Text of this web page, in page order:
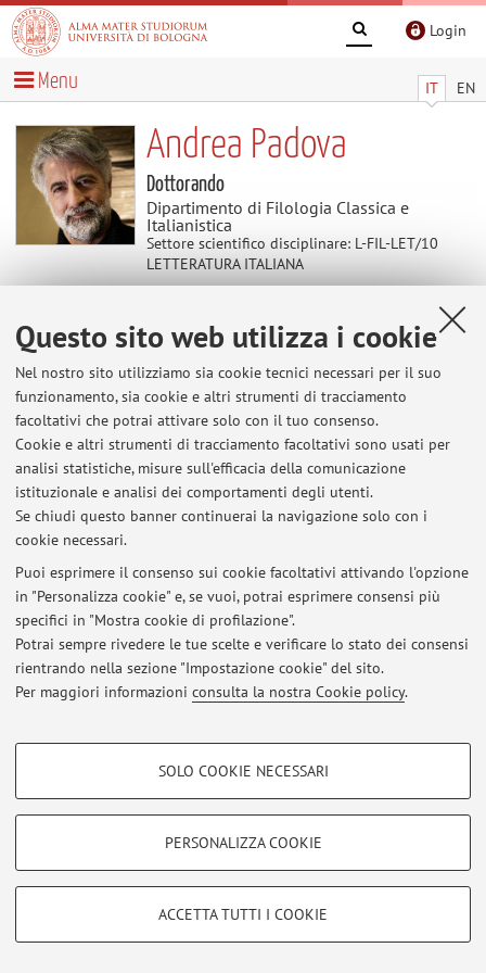
Questo sito web utilizza i cookie
Nel nostro sito utilizziamo sia cookie tecnici necessari per il suo
funzionamento, sia cookie e altri strumenti di tracciamento
facoltativi che potrai attivare solo con il tuo consenso.
Cookie e altri strumenti di tracciamento facoltativi sono usati per
analisi statistiche, misure sull'efficacia della comunicazione
istituzionale e analisi dei comportamenti degli utenti.
Se chiudi questo banner continuerai la navigazione solo con i
cookie necessari.
Puoi esprimere il consenso sui cookie facoltativi attivando l'opzione
in "Personalizza cookie" e, se vuoi, potrai esprimere consensi più
specifici in "Mostra cookie di profilazione".
Potrai sempre rivedere le tue scelte e verificare lo stato dei consensi
rientrando nella sezione "Impostazione cookie" del sito.
Per maggiori informazioni consulta la nostra Cookie policy.
COOKIE DI PROFILAZIONE - FACOLTATIVI
COOKIE TECNICI - NECESSARI
Si tratta di cookie tecnici utilizzati, a titolo esemplificativo, per il corretto
SOLO COOKIE NECESSARI
PERSONALIZZA COOKIE
ACCETTA TUTTI I COOKIE
Login
IT EN
Menu
Andrea Padova
Dottorando
Dipartimento di Filologia Classica e
Italianistica
Settore scientifico disciplinare: L-FIL-LET/10
LETTERATURA ITALIANA
Avvisi
Al momento non sono presenti avvisi.
Area riservata
Accedi tramite loginper gestire tutti i contenuti del sito.
© 2026 - ALMA MATER STUDIORUM - Università di Bologna - Via
Zamboni, 33 - 40126 Bologna - Partita IVA: 01131710376
Privacy|Note legali|Impostazioni Cookie